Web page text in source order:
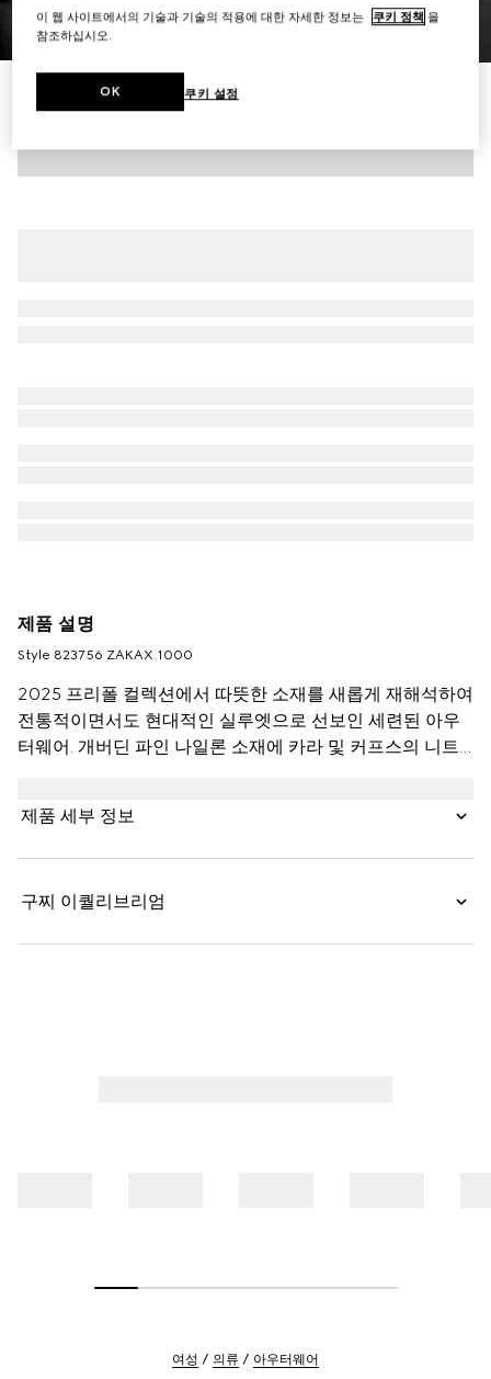
8
로고 디테일의 개버딘 파인 나일론 재킷
제품 설명
Style ‎823756 ZAKAX 1000
2025 프리폴 컬렉션에서 따뜻한 소재를 새롭게 재해석하여
전통적이면서도 현대적인 실루엣으로 선보인 세련된 아우
터웨어. 개버딘 파인 나일론 소재에 카라 및 커프스의 니트
제품 세부 정보
구찌 이퀄리브리엄
여성 의류 아우터웨어
이 웹 사이트에서의 기술과 기술의 적용에 대한 자세한 정보는 쿠키 정책 을
참조하십시오.
쿠키 설정
OK